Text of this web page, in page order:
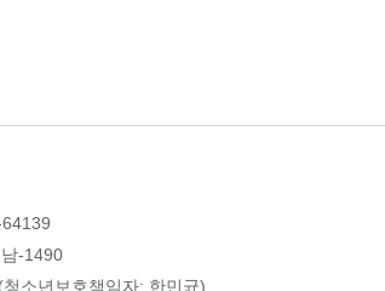
-1490
소년보호책임자: 한민균)